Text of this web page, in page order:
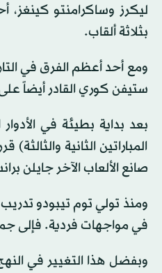
بثلاثة ألقاب.
ومع أحد أعظم الفرق في
ستيفن كوري القادر أيضاً
المباراتين الثانية
صانع الألعاب الآخر جايلن
ومنذ تولي توم تيبودو
في مواجهات فردية. فإلى